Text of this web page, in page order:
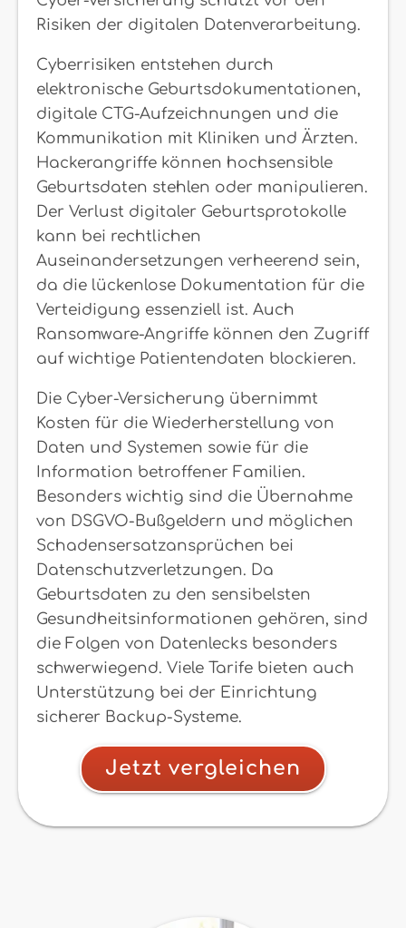
Risiken der digitalen Datenverarbeitung.
Cyberrisiken entstehen durch
elektronische Geburtsdokumentationen,
digitale CTG-Aufzeichnungen und die
Kommunikation mit Kliniken und Ärzten.
Hackerangriffe können hochsensible
Geburtsdaten stehlen oder manipulieren.
Der Verlust digitaler Geburtsprotokolle
kann bei rechtlichen
Auseinandersetzungen verheerend sein,
da die lückenlose Dokumentation für die
Verteidigung essenziell ist. Auch
Ransomware-Angriffe können den Zugriff
auf wichtige Patientendaten blockieren.
Die Cyber-Versicherung übernimmt
Kosten für die Wiederherstellung von
Daten und Systemen sowie für die
Information betroffener Familien.
Besonders wichtig sind die Übernahme
von DSGVO-Bußgeldern und möglichen
Schadensersatzansprüchen bei
Datenschutzverletzungen. Da
Geburtsdaten zu den sensibelsten
Gesundheitsinformationen gehören, sind
die Folgen von Datenlecks besonders
schwerwiegend. Viele Tarife bieten auch
Unterstützung bei der Einrichtung
sicherer Backup-Systeme.
Jetzt vergleichen